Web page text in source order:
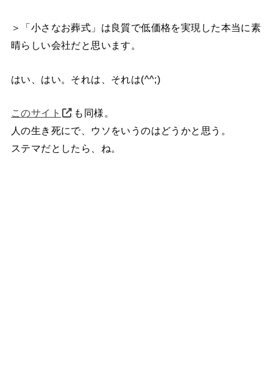
＞「小さなお葬式」は良質で低価格を実現した本当に素
晴らしい会社だと思います。
はい、はい。それは、それは(^^;)
このサイト
も同様。
人の生き死にで、ウソをいうのはどうかと思う。
ステマだとしたら、ね。